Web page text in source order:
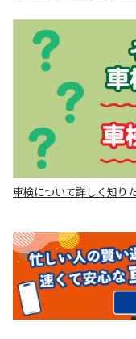
車検について詳しく知り